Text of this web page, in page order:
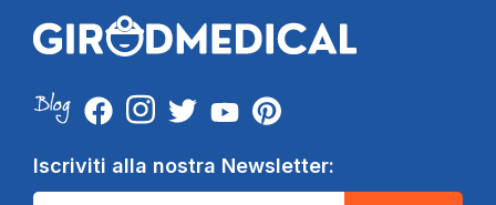
Iscriviti alla nostra Newsletter: